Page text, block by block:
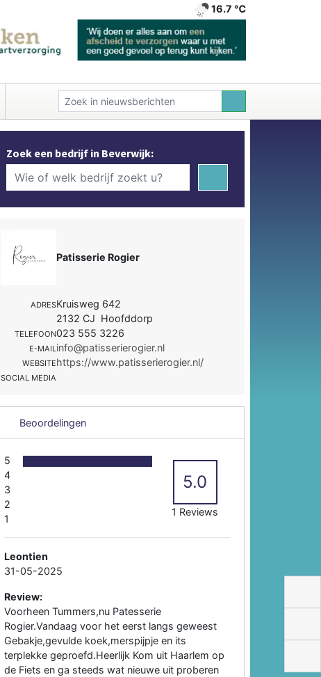
16.7 ℃
Zoek een bedrijf in Beverwijk:
Patisserie Rogier
ADRESKruisweg 642
2132 CJ Hoofddorp
TELEFOON023 555 3226
E-MAILinfo@patisserierogier.nl
WEBSITEhttps://www.patisserierogier.nl/
SOCIAL MEDIA
Beoordelingen
5
4
3
2
1
5.0
1 Reviews
Leontien
31-05-2025
Review:
Voorheen Tummers,nu Patesserie
Rogier.Vandaag voor het eerst langs geweest
Gebakje,gevulde koek,merspijpje en its
terplekke geproefd.Heerlijk Kom uit Haarlem op
de Fiets en ga steeds wat nieuwe uit proberen